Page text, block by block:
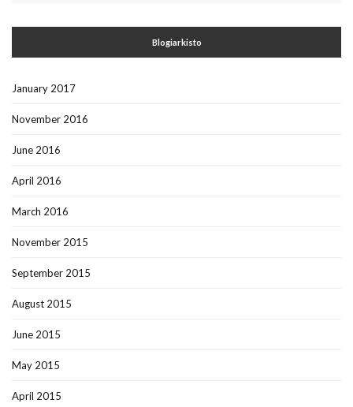
Blogiarkisto
January 2017
November 2016
June 2016
April 2016
March 2016
November 2015
September 2015
August 2015
June 2015
May 2015
April 2015